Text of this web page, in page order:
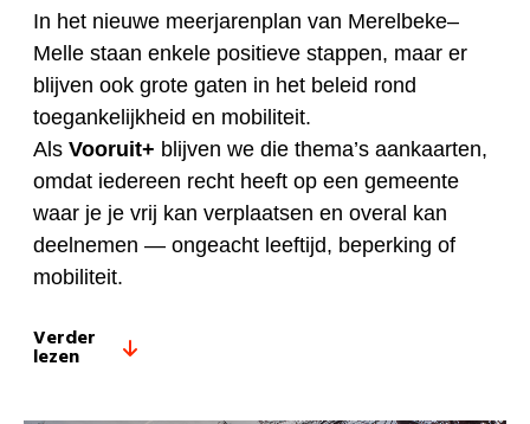
In het nieuwe meerjarenplan van Merelbeke–
Melle staan enkele positieve stappen, maar er
blijven ook grote gaten in het beleid rond
toegankelijkheid en mobiliteit.
Als Vooruit+ blijven we die thema’s aankaarten,
omdat iedereen recht heeft op een gemeente
waar je je vrij kan verplaatsen en overal kan
deelnemen — ongeacht leeftijd, beperking of
mobiliteit.
Verder
lezen